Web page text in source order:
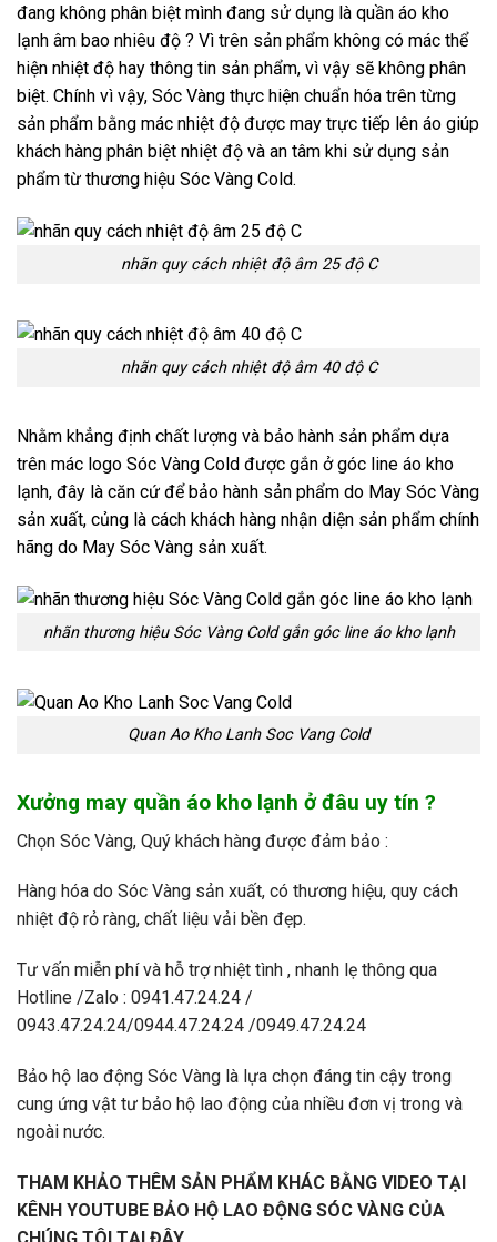
đang không phân biệt mình đang sử dụng là quần áo kho
lạnh âm bao nhiêu độ ? Vì trên sản phẩm không có mác thể
hiện nhiệt độ hay thông tin sản phẩm, vì vậy sẽ không phân
biệt. Chính vì vậy, Sóc Vàng thực hiện chuẩn hóa trên từng
sản phẩm bằng mác nhiệt độ được may trực tiếp lên áo giúp
khách hàng phân biệt nhiệt độ và an tâm khi sử dụng sản
phẩm từ thương hiệu Sóc Vàng Cold.
nhãn quy cách nhiệt độ âm 25 độ C
nhãn quy cách nhiệt độ âm 40 độ C
Nhằm khẳng định chất lượng và bảo hành sản phẩm dựa
trên mác logo Sóc Vàng Cold được gắn ở góc line áo kho
lạnh, đây là căn cứ để bảo hành sản phẩm do May Sóc Vàng
sản xuất, củng là cách khách hàng nhận diện sản phẩm chính
hãng do May Sóc Vàng sản xuất.
nhãn thương hiệu Sóc Vàng Cold gắn góc line áo kho lạnh
Quan Ao Kho Lanh Soc Vang Cold
Xưởng may quần áo kho lạnh ở đâu uy tín ?
Chọn Sóc Vàng, Quý khách hàng được đảm bảo :
Hàng hóa do Sóc Vàng sản xuất, có thương hiệu, quy cách
nhiệt độ rỏ ràng, chất liệu vải bền đẹp.
Tư vấn miễn phí và hỗ trợ nhiệt tình , nhanh lẹ thông qua
Hotline /Zalo : 0941.47.24.24 /
0943.47.24.24/0944.47.24.24 /0949.47.24.24
Bảo hộ lao động Sóc Vàng là lựa chọn đáng tin cậy trong
cung ứng vật tư bảo hộ lao động của nhiều đơn vị trong và
ngoài nước.
THAM KHẢO THÊM SẢN PHẨM KHÁC BẰNG VIDEO TẠI
KÊNH YOUTUBE BẢO HỘ LAO ĐỘNG SÓC VÀNG CỦA